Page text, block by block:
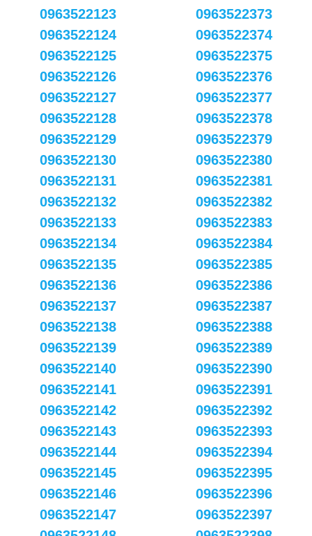
0963522123
0963522124
0963522125
0963522126
0963522127
0963522128
0963522129
0963522130
0963522131
0963522132
0963522133
0963522134
0963522135
0963522136
0963522137
0963522138
0963522139
0963522140
0963522141
0963522142
0963522143
0963522144
0963522145
0963522146
0963522147
0963522373
0963522374
0963522375
0963522376
0963522377
0963522378
0963522379
0963522380
0963522381
0963522382
0963522383
0963522384
0963522385
0963522386
0963522387
0963522388
0963522389
0963522390
0963522391
0963522392
0963522393
0963522394
0963522395
0963522396
0963522397